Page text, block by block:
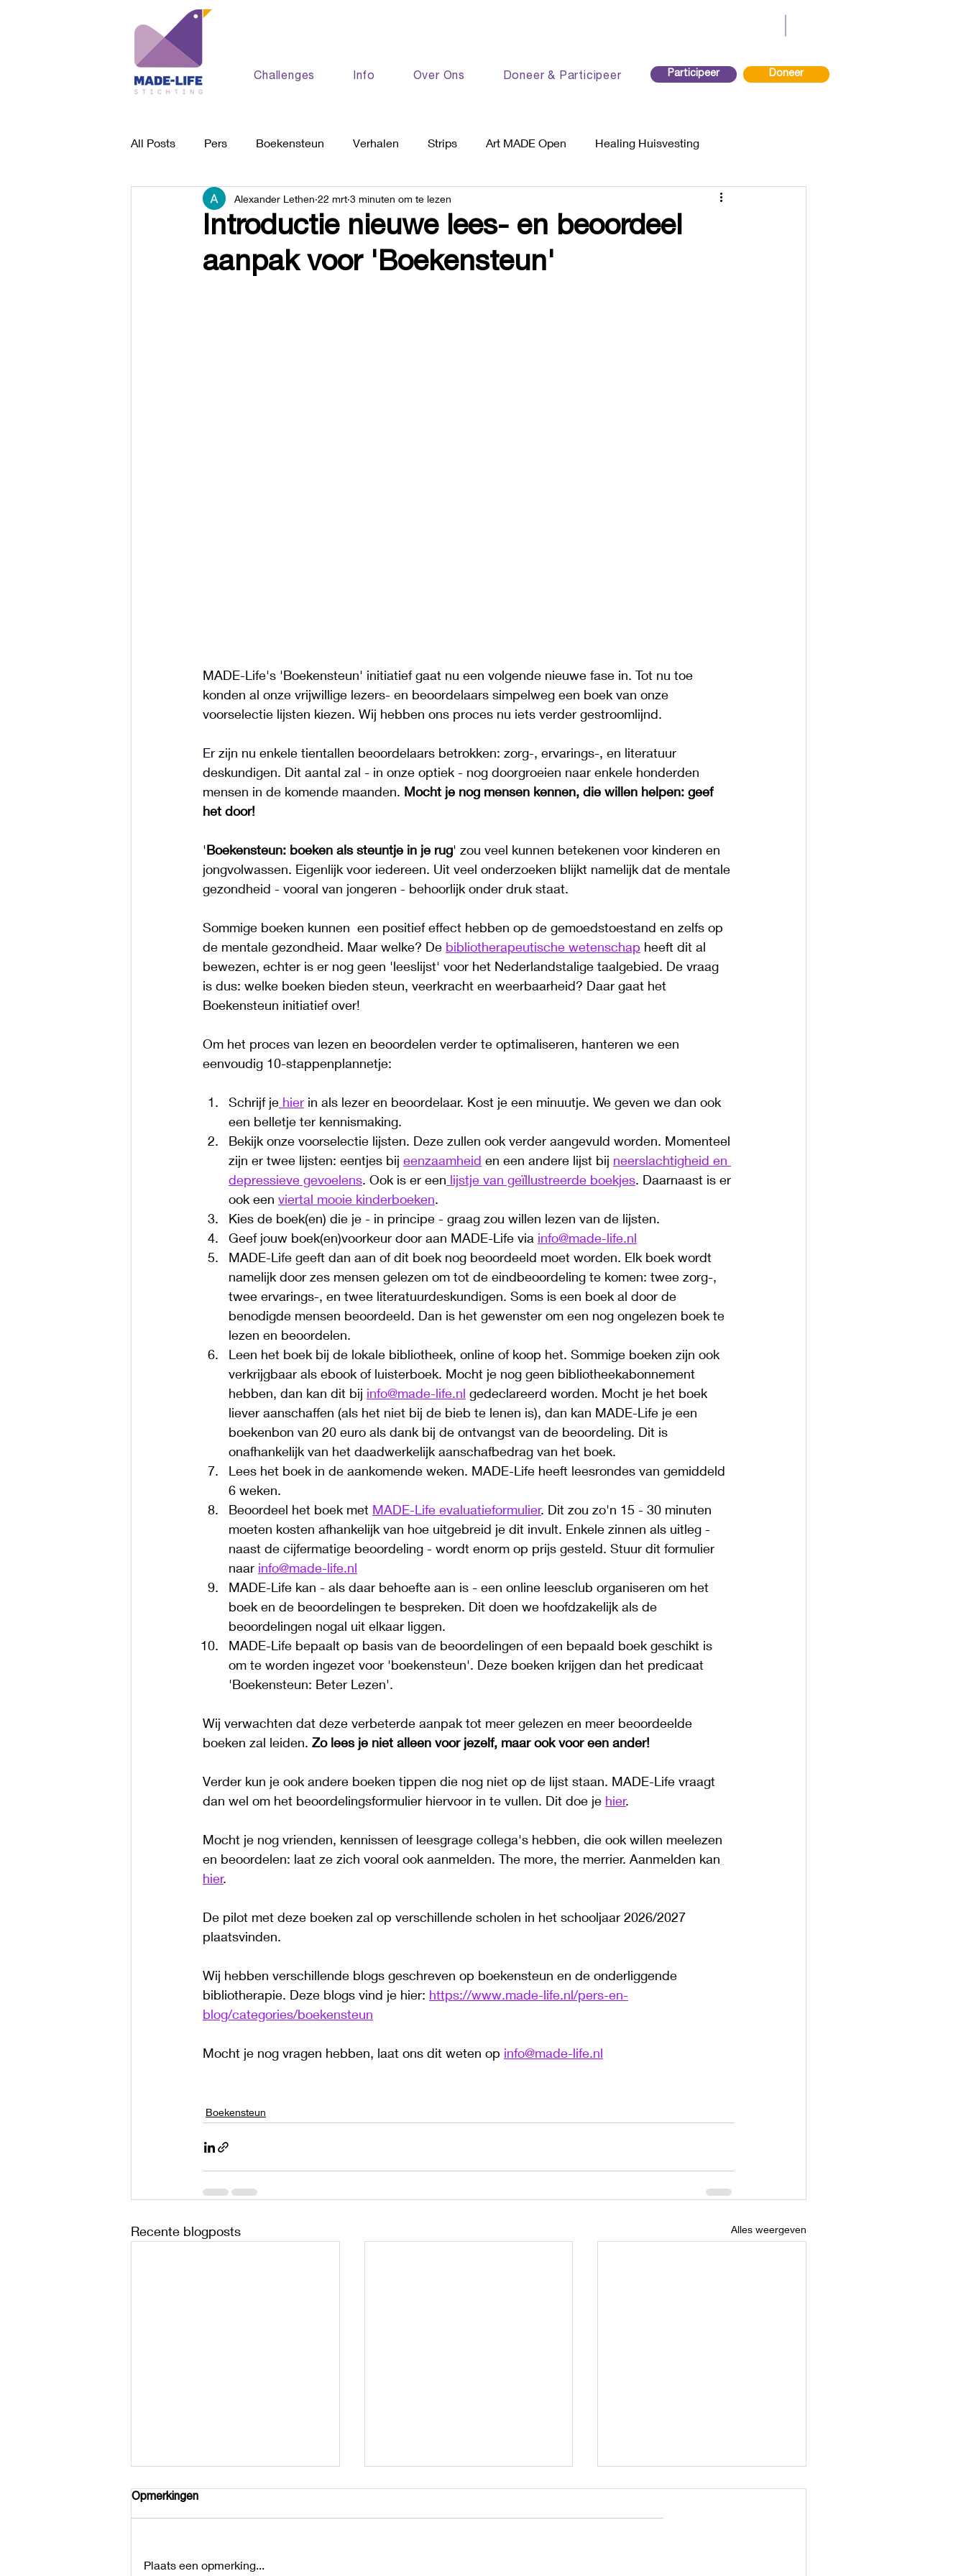
Challenges Info Over Ons Doneer & Participeer Participeer Doneer
All Posts Pers Boekensteun Verhalen Strips Art MADE Open Healing Huisvesting
Behandelplek Algemeen
Introductie nieuwe lees- en beoordeel
aanpak voor 'Boekensteun'
Alexander Lethen 22 mrt 3 minuten om te lezen
MADE-Life's 'Boekensteun' initiatief gaat nu een volgende nieuwe fase in. Tot nu toe
konden al onze vrijwillige lezers- en beoordelaars simpelweg een boek van onze
voorselectie lijsten kiezen. Wij hebben ons proces nu iets verder gestroomlijnd.
Er zijn nu enkele tientallen beoordelaars betrokken: zorg-, ervarings-, en literatuur
deskundigen. Dit aantal zal - in onze optiek - nog doorgroeien naar enkele honderden
mensen in de komende maanden. Mocht je nog mensen kennen, die willen helpen: geef
het door!
'Boekensteun: boeken als steuntje in je rug' zou veel kunnen betekenen voor kinderen en
jongvolwassen. Eigenlijk voor iedereen. Uit veel onderzoeken blijkt namelijk dat de mentale
gezondheid - vooral van jongeren - behoorlijk onder druk staat.
Sommige boeken kunnen  een positief effect hebben op de gemoedstoestand en zelfs op
de mentale gezondheid. Maar welke? De bibliotherapeutische wetenschap heeft dit al
bewezen, echter is er nog geen 'leeslijst' voor het Nederlandstalige taalgebied. De vraag
is dus: welke boeken bieden steun, veerkracht en weerbaarheid? Daar gaat het
Boekensteun initiatief over!
Om het proces van lezen en beoordelen verder te optimaliseren, hanteren we een
eenvoudig 10-stappenplannetje:
Schrijf je hier in als lezer en beoordelaar. Kost je een minuutje. We geven we dan ook
een belletje ter kennismaking.
Bekijk onze voorselectie lijsten. Deze zullen ook verder aangevuld worden. Momenteel
zijn er twee lijsten: eentjes bij eenzaamheid en een andere lijst bij neerslachtigheid en
depressieve gevoelens. Ook is er een lijstje van geïllustreerde boekjes. Daarnaast is er
ook een viertal mooie kinderboeken.
Kies de boek(en) die je - in principe - graag zou willen lezen van de lijsten.
Geef jouw boek(en)voorkeur door aan MADE-Life via info@made-life.nl
MADE-Life geeft dan aan of dit boek nog beoordeeld moet worden. Elk boek wordt
namelijk door zes mensen gelezen om tot de eindbeoordeling te komen: twee zorg-,
twee ervarings-, en twee literatuurdeskundigen. Soms is een boek al door de
benodigde mensen beoordeeld. Dan is het gewenster om een nog ongelezen boek te
lezen en beoordelen.
Leen het boek bij de lokale bibliotheek, online of koop het. Sommige boeken zijn ook
verkrijgbaar als ebook of luisterboek. Mocht je nog geen bibliotheekabonnement
hebben, dan kan dit bij info@made-life.nl gedeclareerd worden. Mocht je het boek
liever aanschaffen (als het niet bij de bieb te lenen is), dan kan MADE-Life je een
boekenbon van 20 euro als dank bij de ontvangst van de beoordeling. Dit is
onafhankelijk van het daadwerkelijk aanschafbedrag van het boek.
Lees het boek in de aankomende weken. MADE-Life heeft leesrondes van gemiddeld
6 weken.
Beoordeel het boek met MADE-Life evaluatieformulier. Dit zou zo'n 15 - 30 minuten
moeten kosten afhankelijk van hoe uitgebreid je dit invult. Enkele zinnen als uitleg -
naast de cijfermatige beoordeling - wordt enorm op prijs gesteld. Stuur dit formulier
naar info@made-life.nl
MADE-Life kan - als daar behoefte aan is - een online leesclub organiseren om het
boek en de beoordelingen te bespreken. Dit doen we hoofdzakelijk als de
beoordelingen nogal uit elkaar liggen.
MADE-Life bepaalt op basis van de beoordelingen of een bepaald boek geschikt is
om te worden ingezet voor 'boekensteun'. Deze boeken krijgen dan het predicaat
'Boekensteun: Beter Lezen'.
Wij verwachten dat deze verbeterde aanpak tot meer gelezen en meer beoordeelde
boeken zal leiden. Zo lees je niet alleen voor jezelf, maar ook voor een ander!
Verder kun je ook andere boeken tippen die nog niet op de lijst staan. MADE-Life vraagt
dan wel om het beoordelingsformulier hiervoor in te vullen. Dit doe je hier.
Mocht je nog vrienden, kennissen of leesgrage collega's hebben, die ook willen meelezen
en beoordelen: laat ze zich vooral ook aanmelden. The more, the merrier. Aanmelden kan
hier.
De pilot met deze boeken zal op verschillende scholen in het schooljaar 2026/2027
plaatsvinden.
Wij hebben verschillende blogs geschreven op boekensteun en de onderliggende
bibliotherapie. Deze blogs vind je hier: https://www.made-life.nl/pers-en-
blog/categories/boekensteun
Mocht je nog vragen hebben, laat ons dit weten op info@made-life.nl
Boekensteun
Recente blogposts Alles weergeven
Opmerkingen
Plaats een opmerking...